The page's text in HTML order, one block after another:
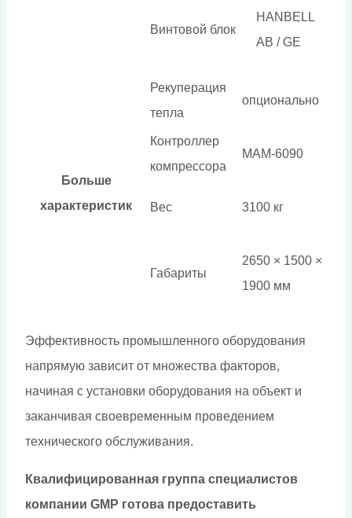
Винтовой блок
HANBELL
AB / GE
Больше
характеристик
Рекуперация
тепла
опционально
Контроллер
компрессора
МАМ-6090
Вес 3100 кг
Габариты
2650 × 1500 ×
1900 мм
Эффективность промышленного оборудования
напрямую зависит от множества факторов,
начиная с установки оборудования на объект и
заканчивая своевременным проведением
технического обслуживания.
Квалифицированная группа специалистов
компании GMP готова предоставить